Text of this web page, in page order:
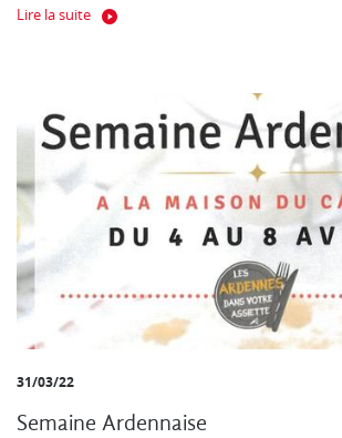
Lire la suite
31/03/22
Semaine Ardennaise